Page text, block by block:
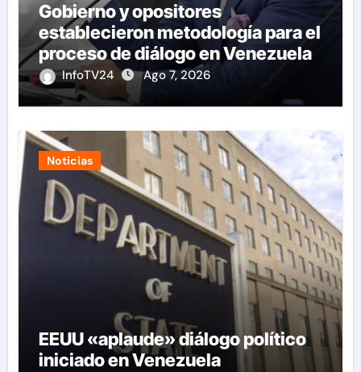
Gobierno y opositores
establecieron metodología para el
proceso de diálogo en Venezuela
InfoTV24 Ago 7, 2026
Noticias
EEUU «aplaude» diálogo político
iniciado en Venezuela